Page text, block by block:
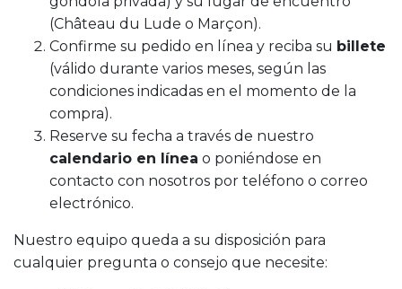
(Château du Lude o Marçon).
Confirme su pedido en línea y reciba su billete
(válido durante varios meses, según las
condiciones indicadas en el momento de la
compra).
Reserve su fecha a través de nuestro
calendario en línea o poniéndose en
contacto con nosotros por teléfono o correo
electrónico.
Nuestro equipo queda a su disposición para
cualquier pregunta o consejo que necesite: